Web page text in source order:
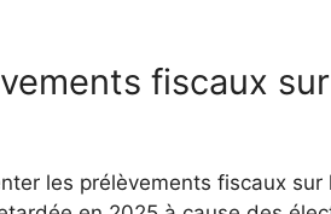
fiscaux
les prélèvements fiscaux sur